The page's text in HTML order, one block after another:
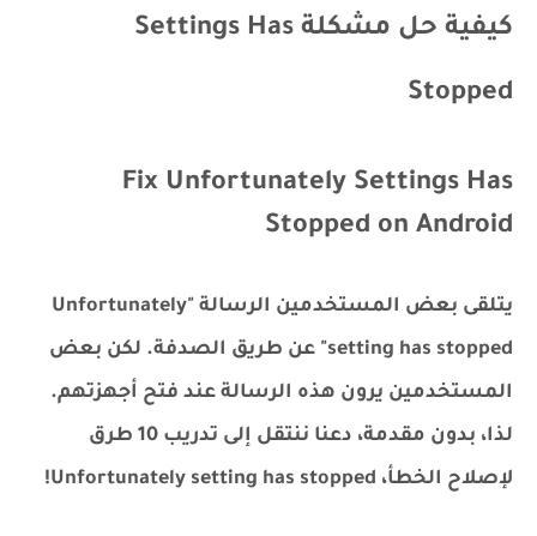
كيفية حل مشكلة Settings Has
Stopped
Fix Unfortunately Settings Has
Stopped on Android
يتلقى بعض المستخدمين الرسالة "Unfortunately
setting has stopped" عن طريق الصدفة. لكن بعض
المستخدمين يرون هذه الرسالة عند فتح أجهزتهم.
لذا، بدون مقدمة، دعنا ننتقل إلى تدريب 10 طرق
لإصلاح الخطأ، Unfortunately setting has stopped!